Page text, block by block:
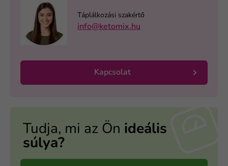
Táplálkozási szakértő
info@ketomix.hu
Kapcsolat
Tudja, mi az Ön ideális
súlya?